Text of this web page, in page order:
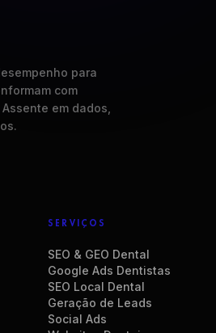
para
com
em dados,
SERVIÇOS
SEO & GEO Dental
Google Ads Dentistas
SEO Local Dental
Geração de Leads
Social Ads